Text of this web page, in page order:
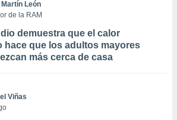
León
de la RAM
demuestra que el calor
hace que los adultos mayores
más cerca de casa
Viñas